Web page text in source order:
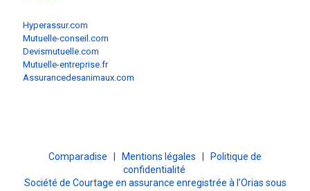
Hyperassur.com
Mutuelle-conseil.com
Devismutuelle.com
Mutuelle-entreprise.fr
Assurancedesanimaux.com
Comparadise | Mentions légales
Politique de
confidentialité
Société de Courtage en assurance enregistrée à l’Orias sous